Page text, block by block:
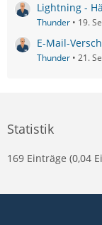
Lightning -
Thunder 19.
E-Mail-
Thunder 21.
Statistik
169 Einträge (0,04